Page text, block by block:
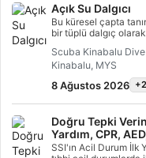
Açık Su Dalgıcı
Bu küresel çapta
bir tüplü dalgıç
Kişiselleştirilmiş
birleştirilerek, su
gereken beceri ve
SSI Açık Su Dalgıcı
Scuba Kinabalu
Kinabalu, MYS
8 Ağustos 2026
Doğru Tepki
Yardım, CPR,
SSI'ın Acil Durum İlk